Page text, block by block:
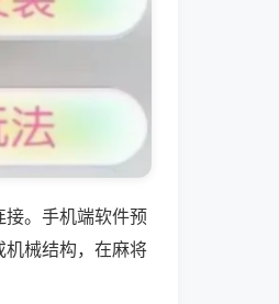
。手机端软件预
械结构，在麻将